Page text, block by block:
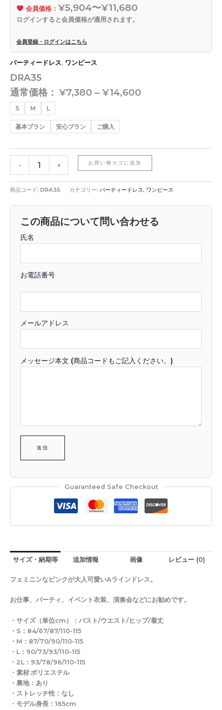
会員価格： ¥5,904〜¥11,680
ログインすると会員価格が適用されます。
会員登録・ログインはこちら
パーティードレス, ワンピース
DRA35
通常価格： ¥7,380 – ¥14,600
S M L
基本プラン 安心プラン ご購入
- + お買い物カゴに追加
商品コード: DRA35 カテゴリー: パーティードレス, ワンピース
この商品について問い合わせる
氏名
お電話番号
メールアドレス
メッセージ本文 (商品コードもご記入ください。)
Guaranteed Safe Checkout
サイズ・納期等 追加情報 画像 レビュー (0)
フェミニンなピンクが大人可愛いAラインドレス。
お仕事、パーティ、イベント衣装、演奏会などにお勧めです。
・サイズ（単位cm）：バスト/ウエスト/ヒップ/着丈
・S：84/67/87/110-115
・M：87/70/90/110-115
・L：90/73/93/110-115
・2L：93/78/96/110-115
・素材:ポリエステル
・裏地：あり
・ストレッチ性：なし
・モデル身長：165cm